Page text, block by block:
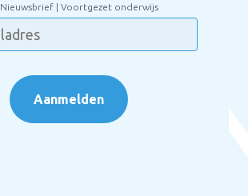
Aanmelden
Nieuwsbrief | Voortgezet onderwijs